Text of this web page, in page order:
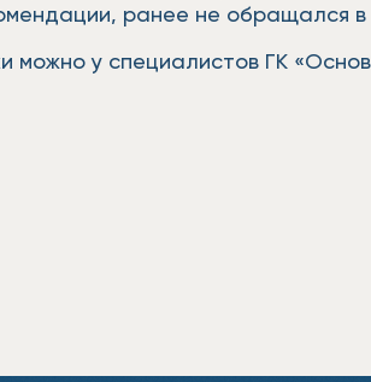
ранее не обращался
можно у специалистов ГК